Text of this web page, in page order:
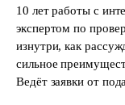
10 лет работы с
экспертом по
изнутри, как
сильное
Ведёт заявки от